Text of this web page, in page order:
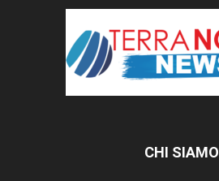
CHI SIAMO